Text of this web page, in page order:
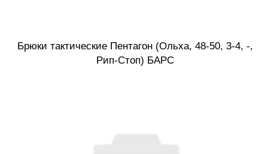
Брюки тактические Пентагон (Ольха, 48-50, 3-4, -,
Рип-Стоп) БАРС